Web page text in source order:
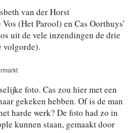
van der Horst
(Het Parool) en Cas Oorthuys’
uit de vele inzendingen de drie
volgorde).
foto. Cas zou hier met een
gekeken hebben. Of is de man
harde werk? De foto had zo in
kunnen staan, gemaakt door